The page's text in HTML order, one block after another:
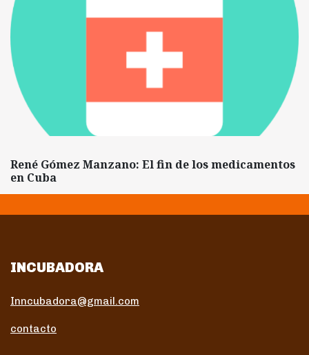
René Gómez Manzano: El fin de los medicamentos
en Cuba
INCUBADORA
Inncubadora@gmail.com
contacto